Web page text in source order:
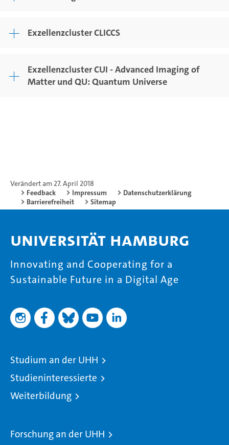
Exzellenzcluster CLICCS
Exzellenzcluster CUI - Advanced Imaging of
Matter und QU: Quantum Universe
Verändert am 27. April 2018
Feedback
Impressum
Datenschutzerklärung
Barrierefreiheit
Sitemap
Universität Hamburg
Innovating and Cooperating for a
Sustainable Future in a Digital Age
Studium an der UHH
Studieninteressierte
Weiterbildung
Forschung an der UHH